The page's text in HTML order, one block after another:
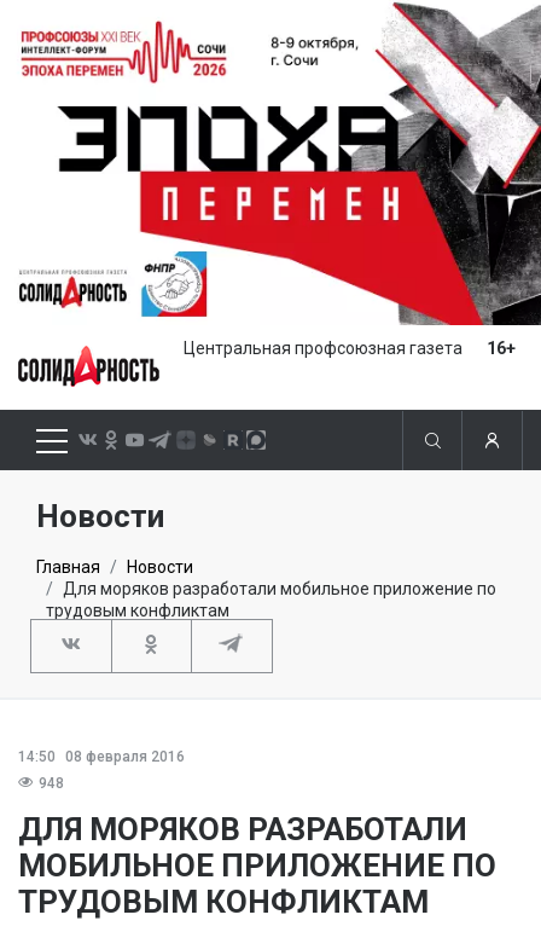
Центральная профсоюзная газета 16+
Новости
Главная
Новости
Для моряков разработали мобильное приложение по
трудовым конфликтам
14:50
08 февраля 2016
948
ДЛЯ МОРЯКОВ РАЗРАБОТАЛИ
МОБИЛЬНОЕ ПРИЛОЖЕНИЕ ПО
ТРУДОВЫМ КОНФЛИКТАМ